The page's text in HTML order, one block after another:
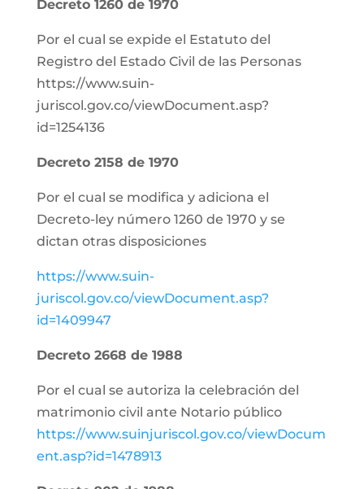
Decreto 1260 de 1970
Por el cual se expide el Estatuto del
Registro del Estado Civil de las Personas
https://www.suin-
juriscol.gov.co/viewDocument.asp?
id=1254136
Decreto 2158 de 1970
Por el cual se modifica y adiciona el
Decreto-ley número 1260 de 1970 y se
dictan otras disposiciones
https://www.suin-
juriscol.gov.co/viewDocument.asp?
id=1409947
Decreto 2668 de 1988
Por el cual se autoriza la celebración del
matrimonio civil ante Notario público
https://www.suinjuriscol.gov.co/viewDocum
ent.asp?id=1478913